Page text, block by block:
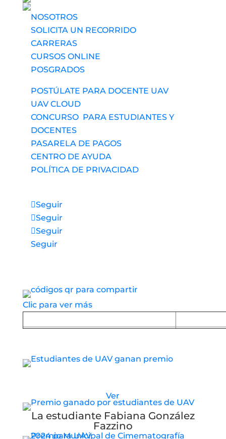
NOSOTROS
SOLICITA UN RECORRIDO
CARRERAS
CURSOS ONLINE
POSGRADOS
POSTÚLATE PARA DOCENTE UAV
UAV CLOUD
CONCURSO PARA ESTUDIANTES Y
DOCENTES
PASARELA DE PAGOS
CENTRO DE AYUDA
POLÍTICA DE PRIVACIDAD
Seguir
Seguir
Seguir
Seguir
Clic para ver más
Ver
La estudiante Fabiana González
Fazzino